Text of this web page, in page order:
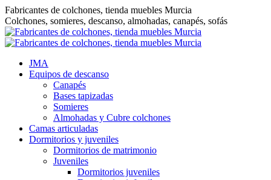
Saltar
al
contenido
Fabricantes de colchones, tienda muebles Murcia
Colchones, somieres, descanso, almohadas, canapés, sofás
JMA
Equipos de descanso
Canapés
Bases tapizadas
Somieres
Almohadas y Cubre colchones
Camas articuladas
Dormitorios y juveniles
Dormitorios de matrimonio
Juveniles
Dormitorios juveniles